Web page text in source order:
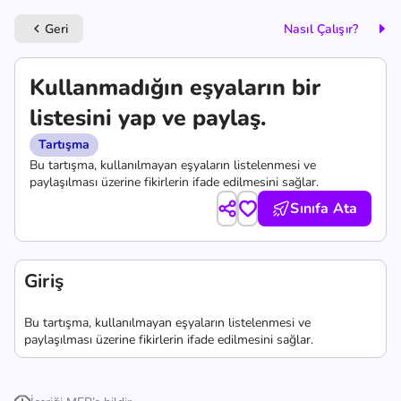
keyboard_arrow_left Geri Nasıl Çalışır?
Kullanmadığın eşyaların bir
listesini yap ve paylaş.
Tartışma
Bu tartışma, kullanılmayan eşyaların listelenmesi ve
paylaşılması üzerine fikirlerin ifade edilmesini sağlar.
Sınıfa Ata
Giriş
Bu tartışma, kullanılmayan eşyaların listelenmesi ve
paylaşılması üzerine fikirlerin ifade edilmesini sağlar.